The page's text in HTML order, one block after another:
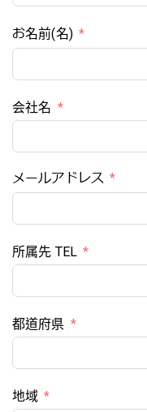
お名前(名)
会社名
メールアドレス
所属先 TEL
都道府県
地域